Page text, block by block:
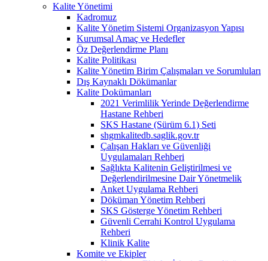
Kalite Yönetimi
Kadromuz
Kalite Yönetim Sistemi Organizasyon Yapısı
Kurumsal Amaç ve Hedefler
Öz Değerlendirme Planı
Kalite Politikası
Kalite Yönetim Birim Çalışmaları ve Sorumluları
Dış Kaynaklı Dökümanlar
Kalite Dokümanları
2021 Verimlilik Yerinde Değerlendirme
Hastane Rehberi
SKS Hastane (Sürüm 6.1) Seti
shgmkalitedb.saglik.gov.tr
Çalışan Hakları ve Güvenliği
Uygulamaları Rehberi
Sağlıkta Kalitenin Geliştirilmesi ve
Değerlendirilmesine Dair Yönetmelik
Anket Uygulama Rehberi
Döküman Yönetim Rehberi
SKS Gösterge Yönetim Rehberi
Güvenli Cerrahi Kontrol Uygulama
Rehberi
Klinik Kalite
Komite ve Ekipler